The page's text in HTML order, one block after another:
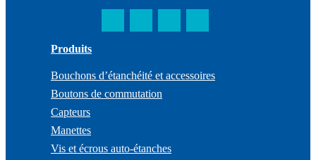
Produits
Bouchons d’étanchéité et accessoires
Boutons de commutation
Capteurs
Manettes
Vis et écrous auto-étanches